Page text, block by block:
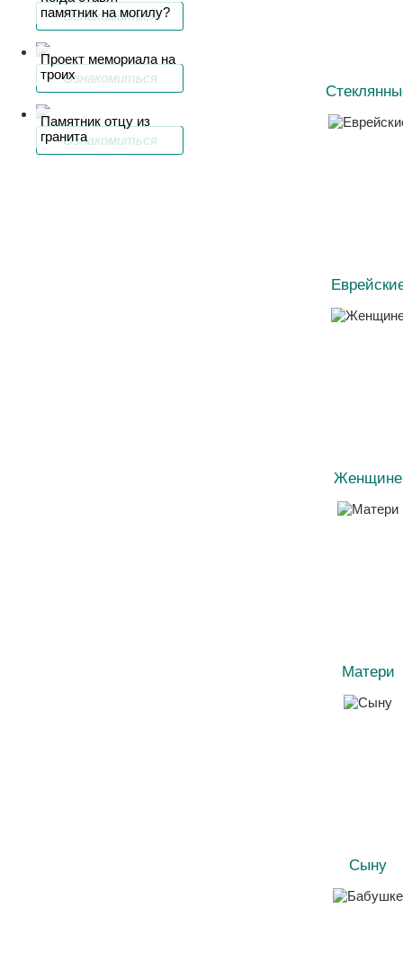
памятник на могилу?
Ознакомиться
Проект мемориала на
троихОзнакомиться
Памятник отцу из
гранитаОзнакомиться
Женщине
Матери
Сыну